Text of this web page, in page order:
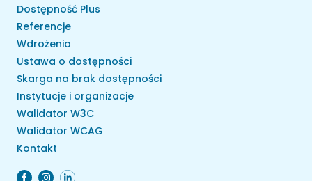
Dostępność Plus
Referencje
Wdrożenia
Ustawa o dostępności
Skarga na brak dostępności
Instytucje i organizacje
Walidator W3C
Walidator WCAG
Kontakt